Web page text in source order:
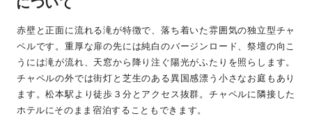
赤壁と正面に流れる滝が特徴で、落ち着いた雰囲気の独立型チャ
ペルです。重厚な扉の先には純白のバージンロード、祭壇の向こ
うには滝が流れ、天窓から降り注ぐ陽光がふたりを照らします。
チャペルの外では街灯と芝生のある異国感漂う小さなお庭もあり
ます。松本駅より徒歩３分とアクセス抜群。チャペルに隣接した
ホテルにそのまま宿泊することもできます。